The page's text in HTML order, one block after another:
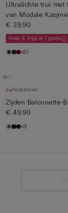
Ultralichte trui met
van Modale
€ 39,90
Koop 3, krijg er 1 gratis
+21
Aanpasbaar
Zijden Balconette-
€ 49,90
+3